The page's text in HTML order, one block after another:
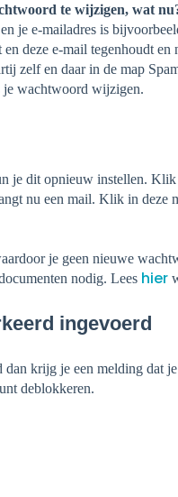
te wijzigen, wat
je e-mailadres is
deze e-mail tegenhoudt
zelf en daar in de map
je wachtwoord wijzigen.
je dit opnieuw instellen.
nu een mail. Klik in
je geen nieuwe
nodig. Lees hier
ingevoerd
krijg je een melding dat
deblokkeren.